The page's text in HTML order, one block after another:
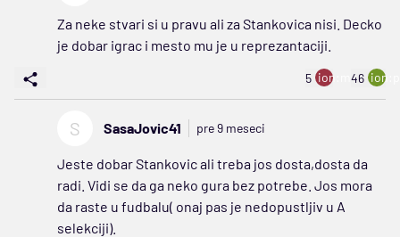
Za neke stvari si u pravu ali za Stankovica nisi. Decko
je dobar igrac i mesto mu je u reprezantaciji.
5 ion:minus
46
S SasaJovic41 pre 9 meseci
Jeste dobar Stankovic ali treba jos dosta,dosta da
radi. Vidi se da ga neko gura bez potrebe. Jos mora
da raste u fudbalu( onaj pas je nedopustljiv u A
selekciji).